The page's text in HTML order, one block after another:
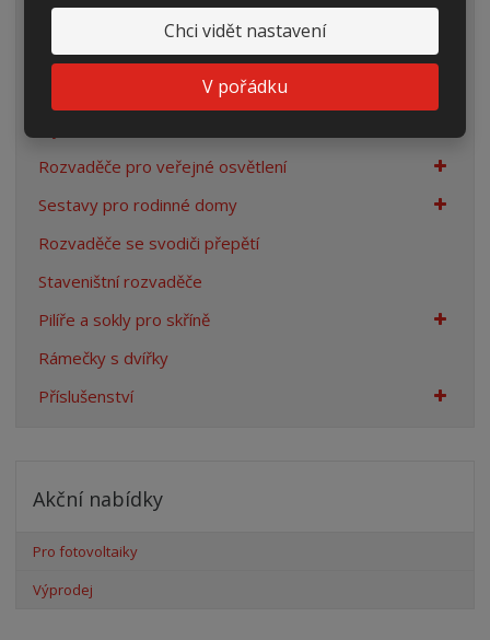
Chci vidět nastavení
V pořádku
Prázdné skříně
Rozpojovací jistící skříně
Rozvaděče pro veřejné osvětlení
Sestavy pro rodinné domy
Rozvaděče se svodiči přepětí
Staveništní rozvaděče
Pilíře a sokly pro skříně
Rámečky s dvířky
Příslušenství
Akční nabídky
Pro fotovoltaiky
Výprodej